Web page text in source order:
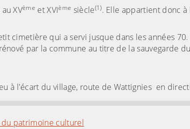
XVème et XVIème siècle(1). Elle appartient donc
cimetière qui a servi jusque dans les années
par la commune au titre de la sauvegarde
à l'écart du village, route de Wattignies en
et aller au lien qui permet
patrimoine culturel